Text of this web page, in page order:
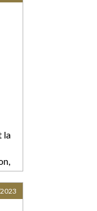
la